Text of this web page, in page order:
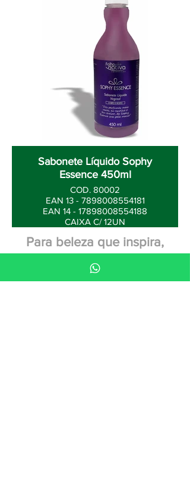
Sabonete Líquido Sophy
Essence 450ml
COD. 80002
EAN 13 - 7898008554181
EAN 14 - 17898008554188
CAIXA C/ 12UN
Para beleza que inspira,
"Quero Comprar"
Para oportunidades que